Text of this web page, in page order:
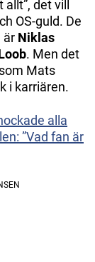
det vill
OS-guld. De
är Niklas
. Men det
Mats
i karriären.
alla
”Vad fan är